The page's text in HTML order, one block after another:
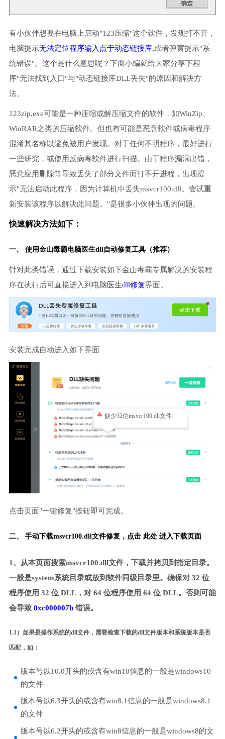
有小伙伴想要在电脑上启动"123压缩"这个软件，发现打不开，
电脑提示无法定位程序输入点于动态链接库,或者弹窗提示"系
统错误"。这个是什么意思呢？下面小编就给大家分享下程
序"无法找到入口"与"动态链接库DLL丢失"的原因和解决方
法。
123zip.exe可能是一种压缩或解压缩文件的软件，如WinZip、
WinRAR之类的压缩软件。但也有可能是恶意软件或病毒程序
混淆其名称以避免被用户发现。对于任何不明程序，最好进行
一些研究，或使用反病毒软件进行扫描。由于程序漏洞出错，
恶意应用删除等导致丢失了部分文件而打不开进程，出现提
示"无法启动此程序，因为计算机中丢失msvcr100.dll。尝试重
新安装该程序以解决此问题。"是很多小伙伴出现的问题。
快速解决方法如下：
一、 使用金山毒霸电脑医生dll自动修复工具（推荐）
针对此类错误，通过下载安装如下金山毒霸专属解决的安装程
序在执行后可直接进入到电脑医生dll修复界面。
安装完成自动进入如下界面
缺少32位msvcr100.dll文件
点击页面"一键修复"按钮即可完成。
二、 手动下载msvcr100.dll文件修复， 点击 此处 进入下载页面
1、从本页面搜索msvcr100.dll文件，下载并拷贝到指定目录。
一般是system系统目录或放到软件同级目录里。确保对 32 位
程序使用 32 位 DLL，对 64 位程序使用 64 位 DLL。否则可能
会导致 0xc000007b错误。
1.1）如果是操作系统的dll文件，需要检查下载的dll文件版本和系统版本是否
匹配，如：
版本号以10.0开头的或含有win10信息的一般是windows10
的文件
版本号以6.3开头的或含有win8.1信息的一般是windows8.1
的文件
版本号以6.2开头的或含有win8信息的一般是windows8的文